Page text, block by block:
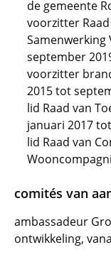
de gemeente
voorzitter
Samenwerking
september
voorzitter
2015 tot
lid Raad van
januari 2017
lid Raad van
comités van
ambassadeur
ontwikkeling,